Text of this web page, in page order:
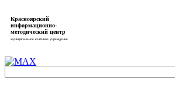
Красноярский
информационно-
методический центр
муниципальное казённое учреждение